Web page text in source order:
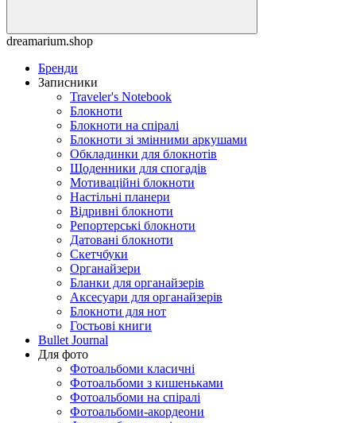
dreamarium.shop
Бренди
Записники
Traveler's Notebook
Блокноти
Блокноти на спіралі
Блокноти зі змінними аркушами
Обкладинки для блокнотів
Щоденники для спогадів
Мотиваційні блокноти
Настільні планери
Відривні блокноти
Репортерські блокноти
Датовані блокноти
Скетчбуки
Органайзери
Бланки для органайзерів
Аксесуари для органайзерів
Блокноти для нот
Гостьові книги
Bullet Journal
Для фото
Фотоальбоми класичні
Фотоальбоми з кишеньками
Фотоальбоми на спіралі
Фотоальбоми-акордеони